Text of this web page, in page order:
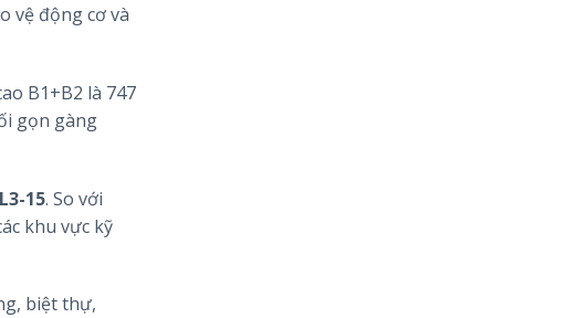
vệ động cơ và
B1+B2 là 747
gọn gàng
15. So với
khu vực kỹ
biệt thự,